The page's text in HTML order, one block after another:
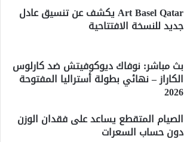
Art Basel Qatar يكشف عن تنسيق عادل
جديد للنسخة الافتتاحية
بث مباشر: نوفاك ديوكوفيتش ضد كارلوس
الكاراز – نهائي بطولة أستراليا المفتوحة
2026
الصيام المتقطع يساعد على فقدان الوزن
دون حساب السعرات